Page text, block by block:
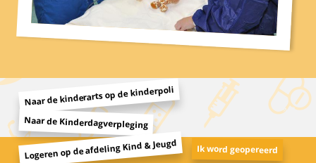
Naar de kinderarts op de kinderpoli
Naar de Kinderdagverpleging
Logeren op de afdeling Kind & Jeugd Ik word geopereerd